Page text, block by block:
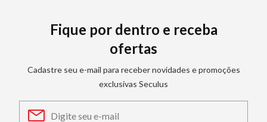
Fique por dentro e receba
ofertas
Cadastre seu e-mail para receber novidades e promoções
exclusivas Seculus